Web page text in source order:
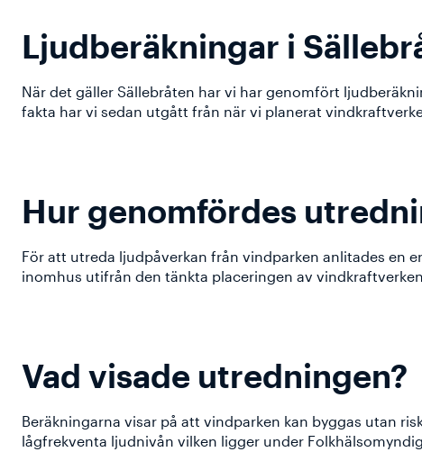
Ljudberäkningar i
När det gäller Sällebråten har vi har genomfört
fakta har vi sedan utgått från när vi planerat
Hur genomfördes
För att utreda ljudpåverkan från vindparken anlitades en
inomhus utifrån den tänkta placeringen av
Vad visade utredningen?
Beräkningarna visar på att vindparken kan byggas utan
lågfrekventa ljudnivån vilken ligger under